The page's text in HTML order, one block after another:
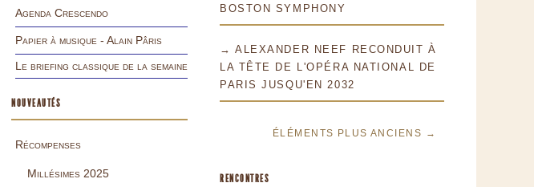
Agenda Crescendo
Papier à musique - Alain Pâris
Le briefing classique de la semaine
NOUVEAUTÉS
Récompenses
Millésimes 2025
BOSTON SYMPHONY
→ ALEXANDER NEEF RECONDUIT À
LA TÊTE DE L'OPÉRA NATIONAL DE
PARIS JUSQU'EN 2032
ÉLÉMENTS PLUS ANCIENS →
RENCONTRES